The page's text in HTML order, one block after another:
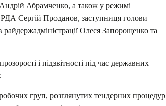
Андрій Абрамченко, а також у режимі
РДА Сергій Проданов, заступниця голови
райдержадміністрації Олеся Запорощенко та
і підзвітності під час державних
груп, розглянутих тендерних процедур